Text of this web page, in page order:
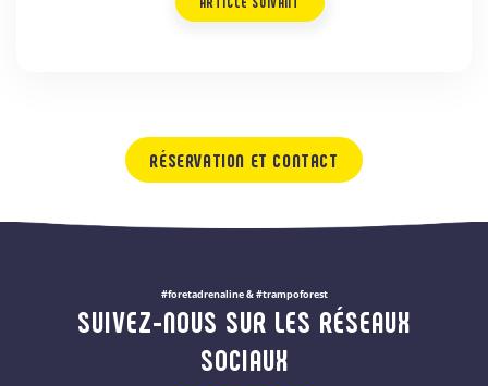
RÉSERVATION ET CONTACT
#foretadrenaline & #trampoforest
SUIVEZ-NOUS SUR LES RÉSEAUX
SOCIAUX